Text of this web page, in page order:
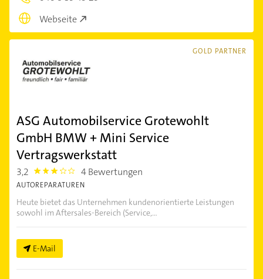
Webseite
GOLD PARTNER
ASG Automobilservice Grotewohlt
GmbH BMW + Mini Service
Vertragswerkstatt
3,2 3.2 4 Bewertungen
AUTOREPARATUREN
Heute bietet das Unternehmen kundenorientierte Leistungen
sowohl im Aftersales-Bereich (Service,...
E-Mail